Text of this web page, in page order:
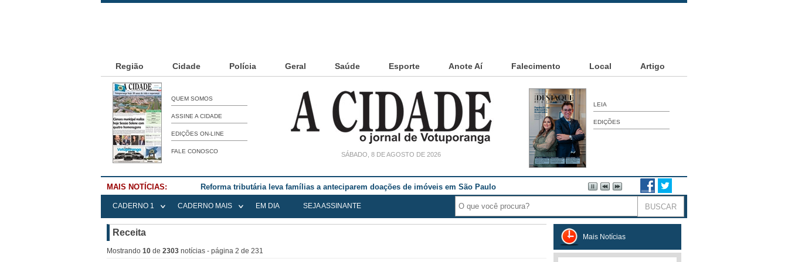
Região Cidade Polícia Geral Saúde Esporte Anote Aí Falecimento Local Artigo
QUEM SOMOS
ASSINE A CIDADE
EDIÇÕES ON-LINE
FALE CONOSCO SÁBADO, 8 DE AGOSTO DE 2026
LEIA
EDIÇÕES
MAIS NOTÍCIAS: Reforma tributária leva famílias a anteciparem doações de imóveis em São Paulo
CADERNO 1 CADERNO MAIS EM DIA SEJA ASSINANTE
Receita
Mostrando 10 de 2303 notícias - página 2 de 231
Mais Notícias